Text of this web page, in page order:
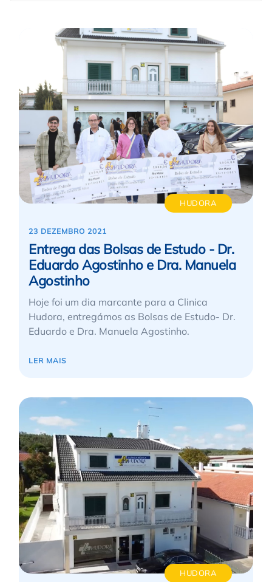
HUDORA
23 DEZEMBRO 2021
Entrega das Bolsas de Estudo - Dr.
Eduardo Agostinho e Dra. Manuela
Agostinho
Hoje foi um dia marcante para a Clinica
Hudora, entregámos as Bolsas de Estudo- Dr.
Eduardo e Dra. Manuela Agostinho.
LER MAIS
HUDORA